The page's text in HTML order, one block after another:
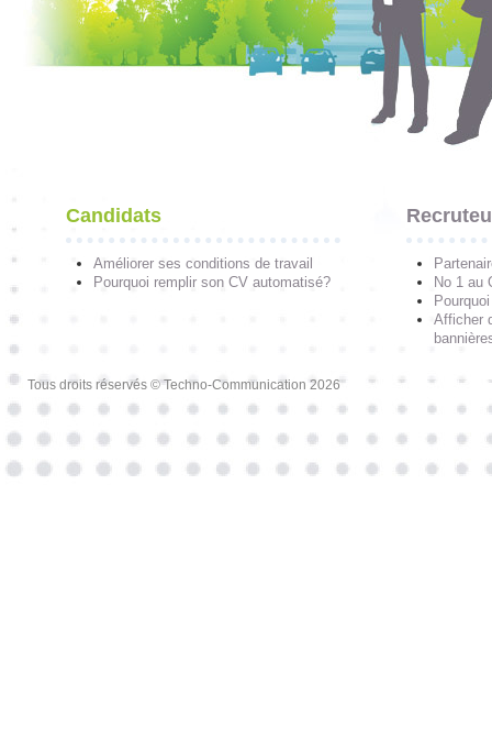
Candidats
Améliorer ses conditions de travail
Pourquoi remplir son CV automatisé?
No 1 au
Afficher
Tous droits réservés © Techno-Communication 2026